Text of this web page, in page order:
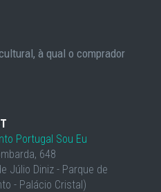
à qual o comprador
Portugal Sou Eu
648
Júlio Diniz - Parque de
- Palácio Cristal)